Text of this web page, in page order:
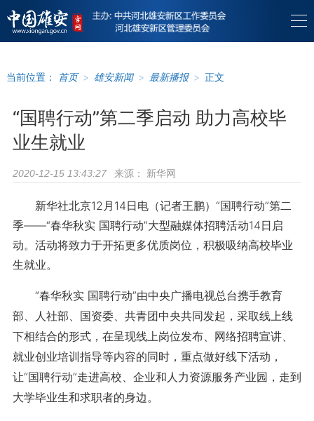
当前位置： 首页 > 雄安新闻 > 最新播报 > 正文
“国聘行动”第二季启动 助力高校毕
业生就业
2020-12-15 13:43:27 来源： 新华网
新华社北京12月14日电（记者王鹏）“国聘行动”第二
季——“春华秋实 国聘行动”大型融媒体招聘活动14日启
动。活动将致力于开拓更多优质岗位，积极吸纳高校毕业
生就业。
“春华秋实 国聘行动”由中央广播电视总台携手教育
部、人社部、国资委、共青团中央共同发起，采取线上线
下相结合的形式，在呈现线上岗位发布、网络招聘宣讲、
就业创业培训指导等内容的同时，重点做好线下活动，
让“国聘行动”走进高校、企业和人力资源服务产业园，走到
大学毕业生和求职者的身边。